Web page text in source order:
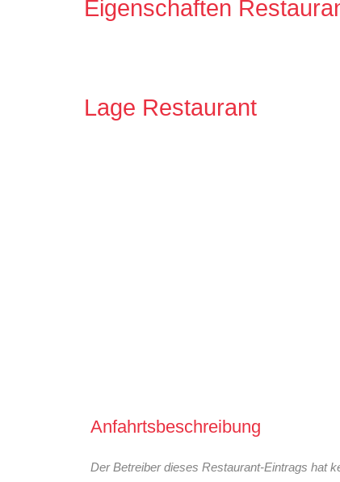
Eigenschaften
Lage Restaurant
Anfahrtsbeschreibung
Der Betreiber dieses Restaurant-Eintrags hat